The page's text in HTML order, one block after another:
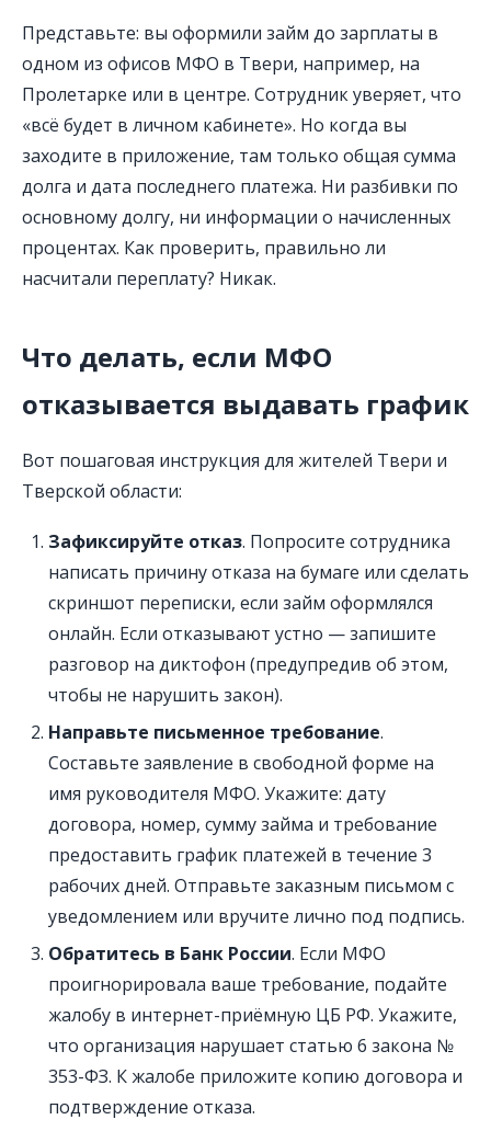
Представьте: вы оформили займ до зарплаты в
одном из офисов МФО в Твери, например, на
Пролетарке или в центре. Сотрудник уверяет, что
«всё будет в личном кабинете». Но когда вы
заходите в приложение, там только общая сумма
долга и дата последнего платежа. Ни разбивки по
основному долгу, ни информации о начисленных
процентах. Как проверить, правильно ли
насчитали переплату? Никак.
Что делать, если МФО
отказывается выдавать график
Вот пошаговая инструкция для жителей Твери и
Тверской области:
Зафиксируйте отказ. Попросите сотрудника
написать причину отказа на бумаге или сделать
скриншот переписки, если займ оформлялся
онлайн. Если отказывают устно — запишите
разговор на диктофон (предупредив об этом,
чтобы не нарушить закон).
Направьте письменное требование.
Составьте заявление в свободной форме на
имя руководителя МФО. Укажите: дату
договора, номер, сумму займа и требование
предоставить график платежей в течение 3
рабочих дней. Отправьте заказным письмом с
уведомлением или вручите лично под подпись.
Обратитесь в Банк России. Если МФО
проигнорировала ваше требование, подайте
жалобу в интернет-приёмную ЦБ РФ. Укажите,
что организация нарушает статью 6 закона №
353-ФЗ. К жалобе приложите копию договора и
подтверждение отказа.